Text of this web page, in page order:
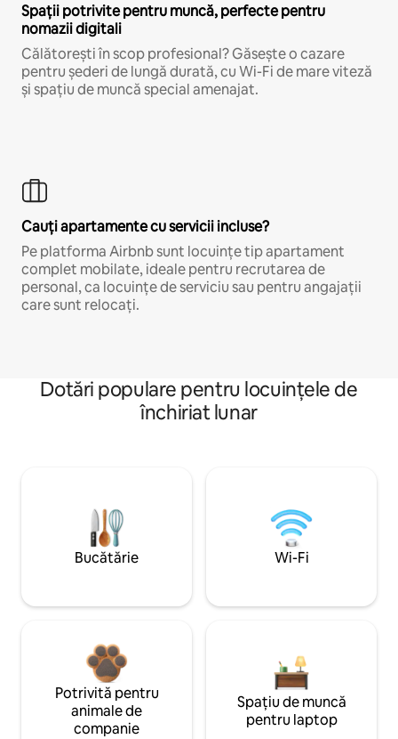
Spații potrivite pentru muncă, perfecte pentru
nomazii digitali
Călătorești în scop profesional? Găsește o cazare
pentru șederi de lungă durată, cu Wi-Fi de mare viteză
și spațiu de muncă special amenajat.
Cauți apartamente cu servicii incluse?
Pe platforma Airbnb sunt locuințe tip apartament
complet mobilate, ideale pentru recrutarea de
personal, ca locuințe de serviciu sau pentru angajații
care sunt relocați.
Dotări populare pentru locuințele de
închiriat lunar
Bucătărie Wi-Fi
Potrivită pentru
animale de
companie
Spațiu de muncă
pentru laptop